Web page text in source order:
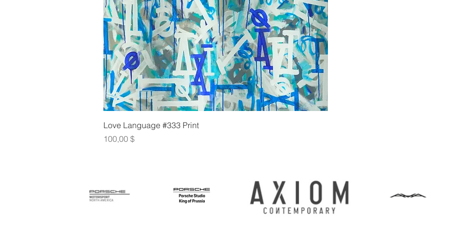
Γρήγορη προβολή
Love Language #333 Print
Τιμή
100,00 $